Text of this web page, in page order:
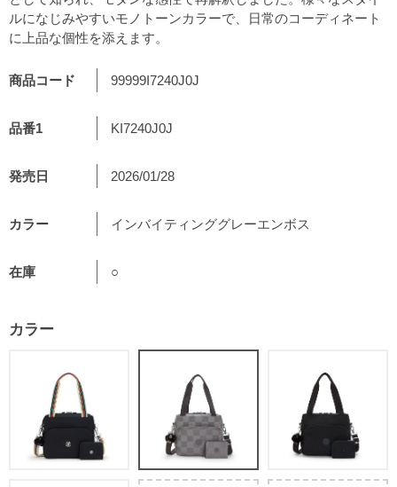
商品コード 99999I7240J0J
品番1 KI7240J0J
発売日 2026/01/28
カラー インバイティンググレーエンボス
在庫 ○
カラー
ルになじみやすいモノトーンカラーで、日常のコーディネート
に上品な個性を添えます。